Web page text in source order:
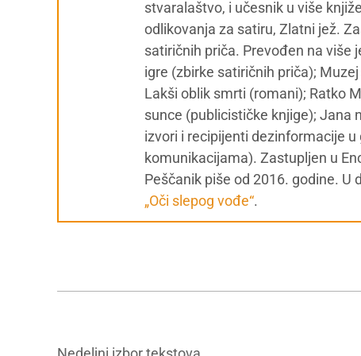
stvaralaštvo, i učesnik u više
odlikovanja za satiru, Zlatni jež.
satiričnih priča. Prevođen na više
igre (zbirke satiričnih priča);
Lakši oblik smrti (romani); Ratko
sunce (publicističke knjige); Jana
izvori i recipijenti dezinformacije
komunikacijama). Zastupljen u
Peščanik piše od 2016. godine.
„Oči slepog vođe“.